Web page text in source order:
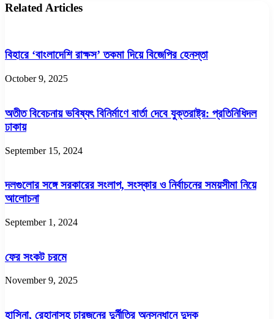
Related Articles
বিহারে ‘বাংলাদেশি রাক্ষস’ তকমা দিয়ে বিজেপির হেনস্তা
October 9, 2025
অতীত বিবেচনায় ভবিষ্যৎ বিনির্মাণে বার্তা দেবে যুক্তরাষ্ট্র: প্রতিনিধিদল
ঢাকায়
September 15, 2024
দলগুলোর সঙ্গে সরকারের সংলাপ, সংস্কার ও নির্বাচনের সময়সীমা নিয়ে
আলোচনা
September 1, 2024
ফের সংকট চরমে
November 9, 2025
হাসিনা, রেহানাসহ চারজনের দুর্নীতির অনুসন্ধানে দুদক